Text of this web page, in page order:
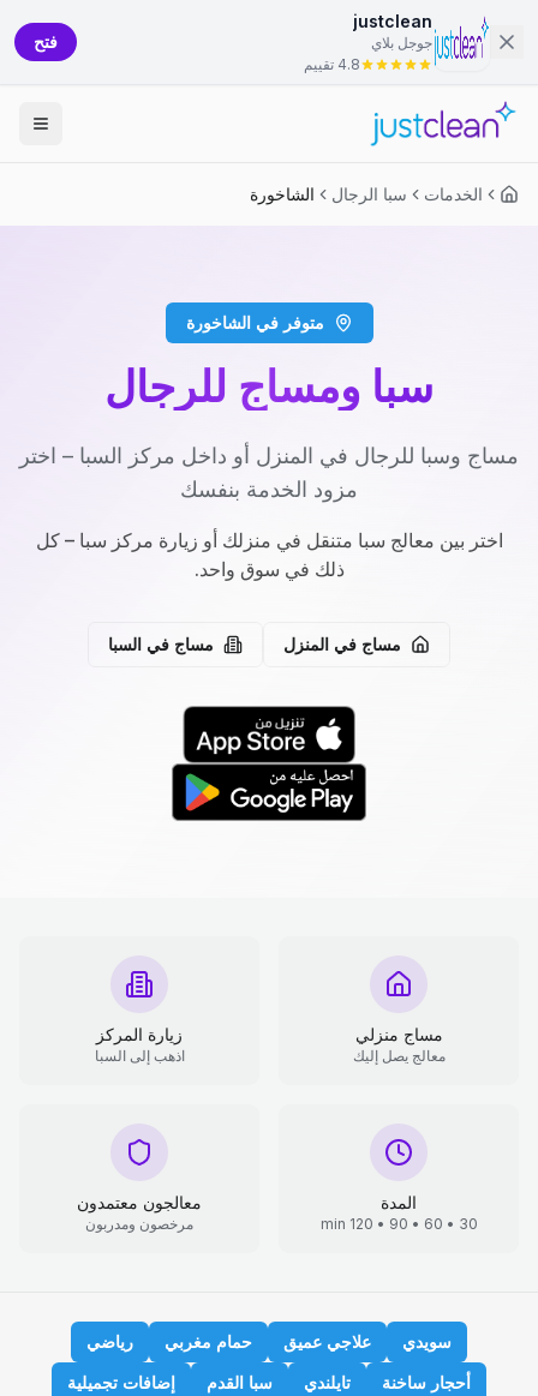
justclean
جوجل بلاي
4.8 تقييم
فتح
الخدمات سبا الرجال الشاخورة
متوفر في الشاخورة
سبا ومساج للرجال
مساج وسبا للرجال في المنزل أو داخل مركز السبا – اختر
مزود الخدمة بنفسك
اختر بين معالج سبا متنقل في منزلك أو زيارة مركز سبا – كل
ذلك في سوق واحد.
مساج في المنزل مساج في السبا
مساج منزلي
معالج يصل إليك
زيارة المركز
اذهب إلى السبا
المدة
30 • 60 • 90 • 120 min
معالجون معتمدون
مرخصون ومدربون
سويدي علاجي عميق حمام مغربي
رياضي
أحجار ساخنة
تايلندي سبا القدم إضافات تجميلية